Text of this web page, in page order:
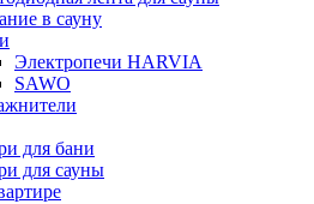
в сауну
Электропечи HARVIA
SAWO
для бани
для сауны